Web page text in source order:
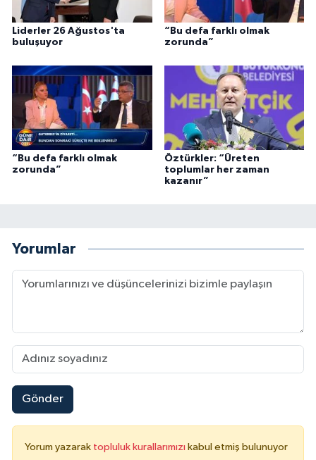
Liderler 26 Ağustos'ta
buluşuyor
“Bu defa farklı olmak
zorunda”
“Bu defa farklı olmak
zorunda”
Öztürkler: “Üreten
toplumlar her zaman
kazanır”
Yorumlar
Gönder
Yorum yazarak topluluk kurallarımızı kabul etmiş bulunuyor